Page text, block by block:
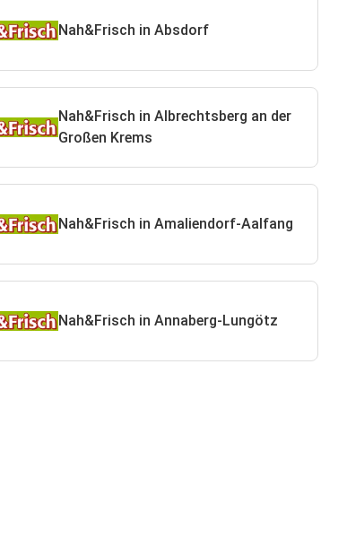
Nah&Frisch in Absdorf
Nah&Frisch in Albrechtsberg an der
Großen Krems
Nah&Frisch in Amaliendorf-Aalfang
Nah&Frisch in Annaberg-Lungötz